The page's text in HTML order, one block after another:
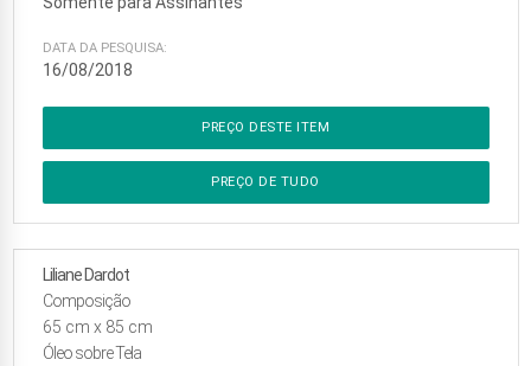
DATA DA PESQUISA:
16/08/2018
PREÇO DESTE ITEM
PREÇO DE TUDO
Liliane Dardot
Composição
65 cm x 85 cm
Óleo sobre Tela